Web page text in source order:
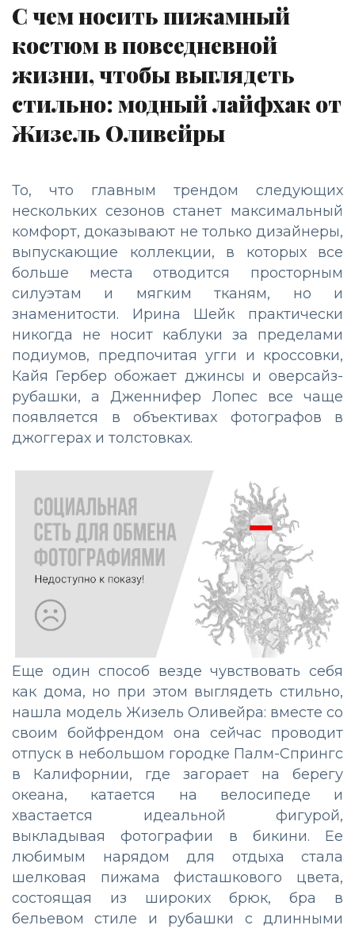
С чем носить пижамный
костюм в повседневной
жизни, чтобы выглядеть
стильно: модный лайфхак от
Жизель Оливейры
То, что главным трендом следующих
нескольких сезонов станет максимальный
комфорт, доказывают не только дизайнеры,
выпускающие коллекции, в которых все
больше места отводится просторным
силуэтам и мягким тканям, но и
знаменитости. Ирина Шейк практически
никогда не носит каблуки за пределами
подиумов, предпочитая угги и кроссовки,
Кайя Гербер обожает джинсы и оверсайз-
рубашки, а Дженнифер Лопес все чаще
появляется в объективах фотографов в
джоггерах и толстовках.
Еще один способ везде чувствовать себя
как дома, но при этом выглядеть стильно,
нашла модель Жизель Оливейра: вместе со
своим бойфрендом она сейчас проводит
отпуск в небольшом городке Палм-Спрингс
в Калифорнии, где загорает на берегу
океана, катается на велосипеде и
хвастается идеальной фигурой,
выкладывая фотографии в бикини. Ее
любимым нарядом для отдыха стала
шелковая пижама фисташкового цвета,
состоящая из широких брюк, бра в
бельевом стиле и рубашки с длинными